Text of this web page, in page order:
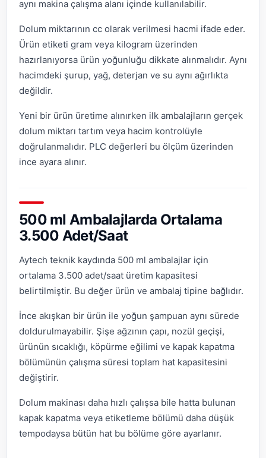
aynı makina çalışma alanı içinde kullanılabilir.
Dolum miktarının cc olarak verilmesi hacmi ifade eder.
Ürün etiketi gram veya kilogram üzerinden
hazırlanıyorsa ürün yoğunluğu dikkate alınmalıdır. Aynı
hacimdeki şurup, yağ, deterjan ve su aynı ağırlıkta
değildir.
Yeni bir ürün üretime alınırken ilk ambalajların gerçek
dolum miktarı tartım veya hacim kontrolüyle
doğrulanmalıdır. PLC değerleri bu ölçüm üzerinden
ince ayara alınır.
500 ml Ambalajlarda Ortalama
3.500 Adet/Saat
Aytech teknik kaydında 500 ml ambalajlar için
ortalama 3.500 adet/saat üretim kapasitesi
belirtilmiştir. Bu değer ürün ve ambalaj tipine bağlıdır.
İnce akışkan bir ürün ile yoğun şampuan aynı sürede
doldurulmayabilir. Şişe ağzının çapı, nozül geçişi,
ürünün sıcaklığı, köpürme eğilimi ve kapak kapatma
bölümünün çalışma süresi toplam hat kapasitesini
değiştirir.
Dolum makinası daha hızlı çalışsa bile hatta bulunan
kapak kapatma veya etiketleme bölümü daha düşük
tempodaysa bütün hat bu bölüme göre ayarlanır.